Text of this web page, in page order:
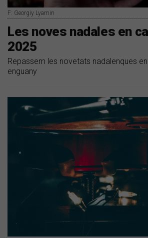
F: Georgiy Lyamin
Les noves nadales en
2025
Repassem les novetats nadalenques
enguany